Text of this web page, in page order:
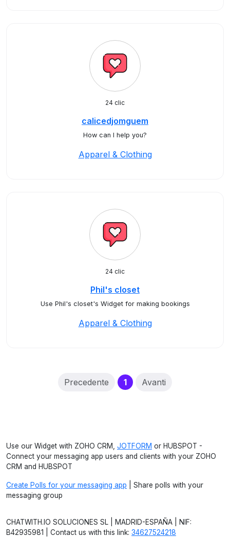
24 clic
calicedjomguem
How can I help you?
Apparel & Clothing
24 clic
Phil's closet
Use Phil's closet's Widget for making bookings
Apparel & Clothing
Precedente 1(current)
Avanti
Use our Widget with ZOHO CRM, JOTFORM or HUBSPOT -
Connect your messaging app users and clients with your ZOHO
CRM and HUBSPOT
Create Polls for your messaging app | Share polls with your
messaging group
CHATWITH.IO SOLUCIONES SL | MADRID-ESPAÑA | NIF:
B42935981 | Contact us with this link: 34627524218